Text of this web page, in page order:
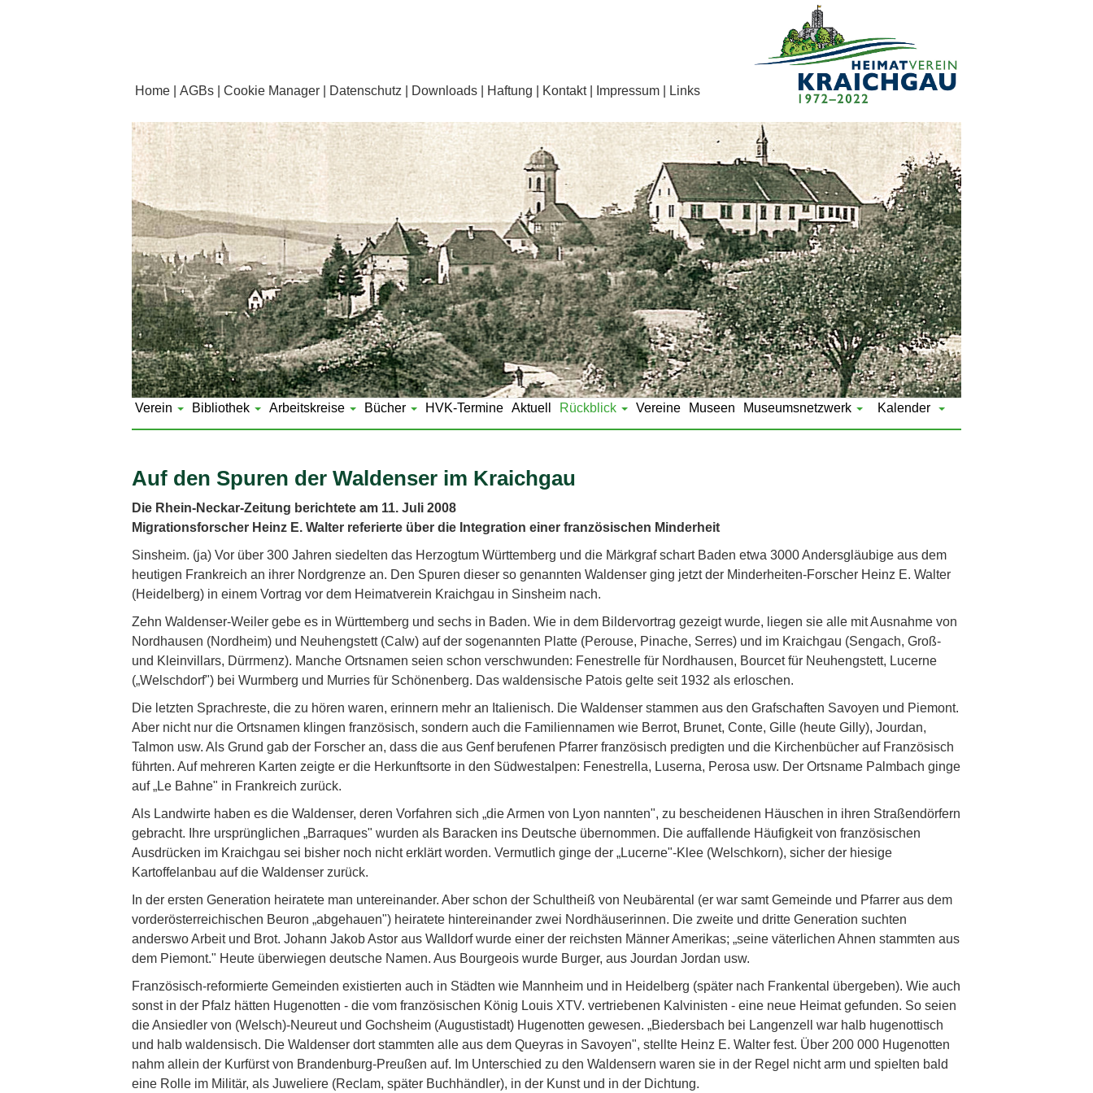
Home AGBs Cookie Manager Datenschutz Downloads Haftung Kontakt Impressum Links
Verein Bibliothek Arbeitskreise Bücher HVK-Termine Aktuell Rückblick Vereine Museen Museumsnetzwerk Kalender
Auf den Spuren der Waldenser im Kraichgau
Die Rhein-Neckar-Zeitung berichtete am 11. Juli 2008
Migrationsforscher Heinz E. Walter referierte über die Integration einer französischen Minderheit
Sinsheim. (ja) Vor über 300 Jahren siedelten das Herzogtum Württemberg und die Märkgraf schart Baden etwa 3000 Andersgläubige aus dem
heutigen Frankreich an ihrer Nordgrenze an. Den Spuren dieser so genannten Waldenser ging jetzt der Minderheiten-Forscher Heinz E. Walter
(Heidelberg) in einem Vortrag vor dem Heimatverein Kraichgau in Sinsheim nach.
Zehn Waldenser-Weiler gebe es in Württemberg und sechs in Baden. Wie in dem Bildervortrag gezeigt wurde, liegen sie alle mit Ausnahme von
Nordhausen (Nordheim) und Neuhengstett (Calw) auf der sogenannten Platte (Perouse, Pinache, Serres) und im Kraichgau (Sengach, Groß-
und Kleinvillars, Dürrmenz). Manche Ortsnamen seien schon verschwunden: Fenestrelle für Nordhausen, Bourcet für Neuhengstett, Lucerne
(„Welschdorf") bei Wurmberg und Murries für Schönenberg. Das waldensische Patois gelte seit 1932 als erloschen.
Die letzten Sprachreste, die zu hören waren, erinnern mehr an Italienisch. Die Waldenser stammen aus den Grafschaften Savoyen und Piemont.
Aber nicht nur die Ortsnamen klingen französisch, sondern auch die Familiennamen wie Berrot, Brunet, Conte, Gille (heute Gilly), Jourdan,
Talmon usw. Als Grund gab der Forscher an, dass die aus Genf berufenen Pfarrer französisch predigten und die Kirchenbücher auf Französisch
führten. Auf mehreren Karten zeigte er die Herkunftsorte in den Südwestalpen: Fenestrella, Luserna, Perosa usw. Der Ortsname Palmbach ginge
auf „Le Bahne" in Frankreich zurück.
Als Landwirte haben es die Waldenser, deren Vorfahren sich „die Armen von Lyon nannten", zu bescheidenen Häuschen in ihren Straßendörfern
gebracht. Ihre ursprünglichen „Barraques" wurden als Baracken ins Deutsche übernommen. Die auffallende Häufigkeit von französischen
Ausdrücken im Kraichgau sei bisher noch nicht erklärt worden. Vermutlich ginge der „Lucerne"-Klee (Welschkorn), sicher der hiesige
Kartoffelanbau auf die Waldenser zurück.
In der ersten Generation heiratete man untereinander. Aber schon der Schultheiß von Neubärental (er war samt Gemeinde und Pfarrer aus dem
vorderösterreichischen Beuron „abgehauen") heiratete hintereinander zwei Nordhäuserinnen. Die zweite und dritte Generation suchten
anderswo Arbeit und Brot. Johann Jakob Astor aus Walldorf wurde einer der reichsten Männer Amerikas; „seine väterlichen Ahnen stammten aus
dem Piemont." Heute überwiegen deutsche Namen. Aus Bourgeois wurde Burger, aus Jourdan Jordan usw.
Französisch-reformierte Gemeinden existierten auch in Städten wie Mannheim und in Heidelberg (später nach Frankental übergeben). Wie auch
sonst in der Pfalz hätten Hugenotten - die vom französischen König Louis XTV. vertriebenen Kalvinisten - eine neue Heimat gefunden. So seien
die Ansiedler von (Welsch)-Neureut und Gochsheim (Augustistadt) Hugenotten gewesen. „Biedersbach bei Langenzell war halb hugenottisch
und halb waldensisch. Die Waldenser dort stammten alle aus dem Queyras in Savoyen", stellte Heinz E. Walter fest. Über 200 000 Hugenotten
nahm allein der Kurfürst von Brandenburg-Preußen auf. Im Unterschied zu den Waldensern waren sie in der Regel nicht arm und spielten bald
eine Rolle im Militär, als Juweliere (Reclam, später Buchhändler), in der Kunst und in der Dichtung.